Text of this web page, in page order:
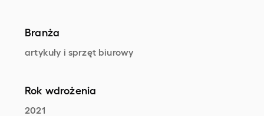
Branża
artykuły i sprzęt biurowy
Rok wdrożenia
2021